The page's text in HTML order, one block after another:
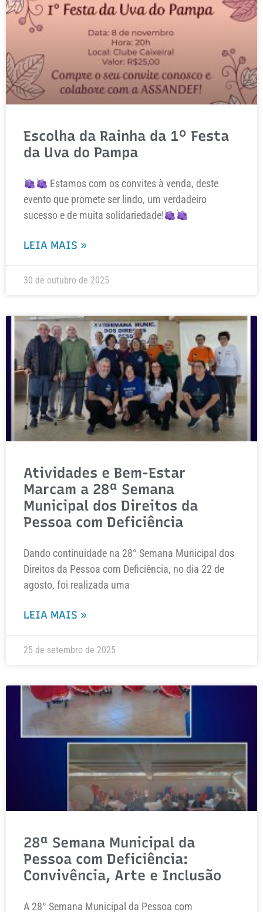
Escolha da Rainha da 1º Festa
da Uva do Pampa
Estamos com os convites à venda, deste
evento que promete ser lindo, um verdadeiro
sucesso e de muita solidariedade!
LEIA MAIS »
30 de outubro de 2025
Atividades e Bem-Estar
Marcam a 28ª Semana
Municipal dos Direitos da
Pessoa com Deficiência
Dando continuidade na 28° Semana Municipal dos
Direitos da Pessoa com Deficiência, no dia 22 de
agosto, foi realizada uma
LEIA MAIS »
25 de setembro de 2025
28ª Semana Municipal da
Pessoa com Deficiência:
Convivência, Arte e Inclusão
A 28° Semana Municipal da Pessoa com